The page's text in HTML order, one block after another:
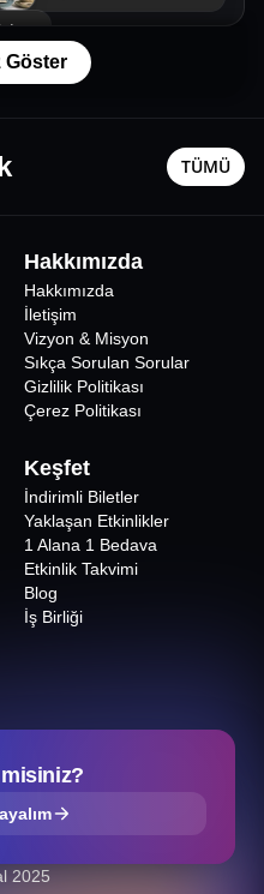
Heykel - Vosvos Saksı
Göster
TÜMÜ
24 Ekim
İstanbul
Hakkımızda
Hakkımızda
İletişim
Vizyon & Misyon
Sıkça Sorulan Sorular
Gizlilik Politikası
Çerez Politikası
Keşfet
İndirimli Biletler
Yaklaşan Etkinlikler
1 Alana 1 Bedava
Etkinlik Takvimi
Blog
İş Birliği
2025